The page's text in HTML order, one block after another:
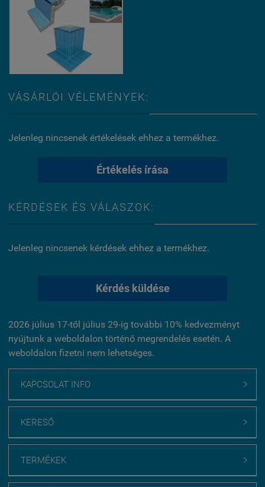
VÁSÁRLÓI VÉLEMÉNYEK:
Jelenleg nincsenek értékelések ehhez a termékhez.
Értékelés írása
KÉRDÉSEK ÉS VÁLASZOK:
Jelenleg nincsenek kérdések ehhez a termékhez.
Kérdés küldése
2026 július 17-től július 29-ig további 10% kedvezményt
nyújtunk a weboldalon történő megrendelés esetén. A
weboldalon fizetni nem lehetséges.
KAPCSOLAT INFO 
KERESŐ 
TERMÉKEK 